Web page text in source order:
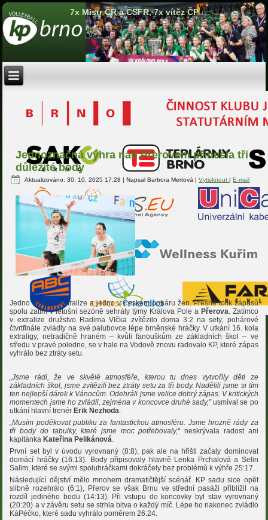
7x Mistr ČR a ČSFR, 7x vítěz ČP
Jednoznačná výhra nad Přerovem přinesla tři
důležité body
Aktualizováno: 30. 10. 2025 17:28 |Napsal Barbora Mertová |Vytisknout|E-mail
Jedno utkání v extralize a jedno v Českém poháru žen. Přesně tolik zápasů
spolu zatím v letošní sezóně sehrály týmy Králova Pole a Přerova . Zatímco
v extralize družstvo Radima Vlčka zvítězilo doma 3:2 na sety, pohárové
čtvrtfinále zvládly na své palubovce lépe brněnské hráčky. V utkání 16. kola
extraligy, netradičně hraném – kvůli fanouškům ze základních škol – ve
středu v pravé poledne, se v hale na Vodově znovu radovalo KP, které zápas
vyhrálo bez ztráty setu.
„Jsme rádi, že ve skvělé atmosféře, kterou tu dnes vytvořily děti ze
základních škol, jsme zvítězili bez ztráty setu za tři body. Nadělili jsme si tím
ten nejlepší dárek k Vánocům. Odehráli jsme velice dobrý zápas. V kritických
momentech jsme ho zvládli, zejména v koncovce druhé sady,”usmíval se po
utkání hlavní trenérErik Nezhoda
„Musím poděkovat publiku za fantastickou atmosféru. Jsme hrozně rády za
tři body do tabulky, které jsme moc potřebovaly,“neskrývala radost ani
kapitánkaKateřina Pelikánová
První set byl v úvodu vyrovnaný (8:8), pak ale na hřišti začaly dominovat
domácí hráčky (16:13). Body připisovaly hlavně Lenka Prchalová a Selin
Salim, které se svými spoluhráčkami dokráčely bez problémů k výhře 25:17.
Následující dějství mělo mnohem dramatičtější scénář. KP sadu sice opět
slibně rozehrálo (6:1), Přerov se však Brnu ve střední pasáži přiblížil na
rozdíl jediného bodu (14:13). Při vstupu do koncovky byl stav vyrovnaný
(20:20) a v závěru setu se strhla bitva o každý míč. Lépe ho nakonec zvládlo
KáPéčko, které sadu vyhrálo poměrem 26:24.